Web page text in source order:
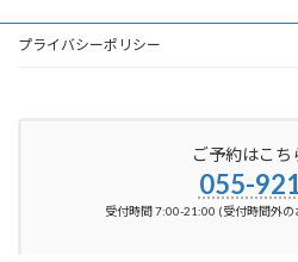
プライバシーポリシー
ご予約はこち
055-
受付時間 7:00-21:00 (受付時間外の